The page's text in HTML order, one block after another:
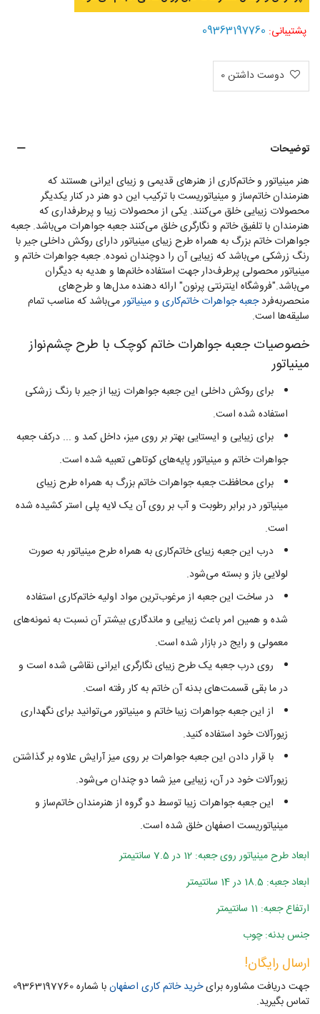
پشتیبانی: 09363197760
دوست داشتن0
توضیحات
هنر مینیاتور و خاتم‌کاری از هنرهای قدیمی و زیبای ایرانی هستند که
هنرمندان خاتم‌ساز و مینیاتوریست با ترکیب این دو هنر در کنار یکدیگر
محصولات زیبایی خلق می‌کنند. یکی از محصولات زیبا و پرطرفداری که
هنرمندان با تلفیق خاتم و نگارگری خلق می‌کنند جعبه جواهرات می‌باشد. جعبه
جواهرات خاتم‌ بزرگ به همراه طرح زیبای مینیاتور دارای روکش داخلی جیر با
رنگ زرشکی می‌باشد که زیبایی آن را دوچندان نموده. جعبه جواهرات خاتم و
مینیاتور محصولی پرطرف‌دار جهت استفاده خانم‌ها و هدیه به دیگران
می‌باشد."فروشگاه اینترنتی پرنون" ارائه دهنده مدل‌ها و طرح‌های
منحصربه‌فردجعبه جواهرات خاتم‌کاری و مینیاتورمی‌باشد که مناسب تمام
سلیقه‌ها است.
خصوصیات جعبه جواهرات خاتم‌ کوچک با طرح چشم‌نواز
مینیاتور
برای روکش داخلی این جعبه جواهرات زیبا از جیر با رنگ زرشکی
استفاده شده است.
برای زیبایی و ایستایی بهتر بر روی میز، داخل کمد و ... درکف جعبه
جواهرات خاتم و مینیاتور پایه‌های کوتاهی تعبیه شده است.
برای محافظت جعبه جواهرات خاتم‌ بزرگ به همراه طرح زیبای
مینیاتور در برابر رطوبت و آب بر روی آن یک لایه پلی استر کشیده شده
است.
درب این جعبه زیبای خاتم‌کاری به همراه طرح مینیاتور به صورت
لولایی باز و بسته می‌شود.
در ساخت این جعبه از مرغوب‌ترین مواد اولیه خاتم‌کاری استفاده
شده و همین امر باعث زیبایی و ماندگاری بیشتر آن نسبت به نمونه‌های
معمولی و رایج در بازار شده‌ است.
روی درب جعبه یک طرح زیبای نگارگری ایرانی نقاشی شده است و
در ما بقی قسمت‌های بدنه آن خاتم به کار رفته است.
از این جعبه جواهرات زیبا خاتم و مینیاتور می‌توانید برای نگهداری
زیورآلات خود استفاده کنید.
با قرار دادن این جعبه جواهرات بر روی میز آرایش علاوه بر گذاشتن
زیورآلات خود در آن، زیبایی میز شما دو چندان می‌شود.
این جعبه جواهرات زیبا توسط دو گروه از هنرمندان خاتم‌ساز و
مینیاتوریست اصفهان خلق شده است.
ابعاد طرح مینیاتور روی جعبه: 12 در 7.5 سانتیمتر
ابعاد جعبه: 18.5 در 14 سانتیمتر
ارتفاع جعبه: 11 سانتیمتر
جنس بدنه: چوب
ارسال رایگان!
جهت دریافت مشاوره برایخرید خاتم کاری اصفهان
با شماره 09363197760
تماس بگیرید.